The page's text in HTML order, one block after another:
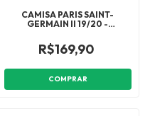
CAMISA PARIS SAINT-
GERMAIN II 19/20 -
- LARANJA COM DETALHES
EM PRETO
R$169,90
COMPRAR